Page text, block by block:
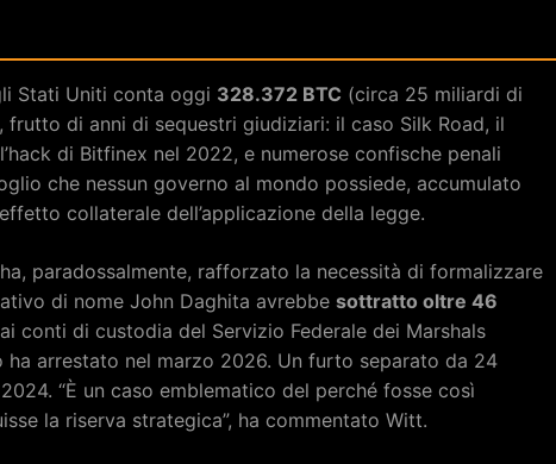
Stati Uniti conta oggi 328.372 BTC (circa 25 miliardi di
di anni di sequestri giudiziari: il caso Silk Road, il
di Bitfinex nel 2022, e numerose confische penali
che nessun governo al mondo possiede, accumulato
collaterale dell’applicazione della legge.
paradossalmente, rafforzato la necessità di formalizzare
di nome John Daghita avrebbe sottratto oltre 46
conti di custodia del Servizio Federale dei Marshals
ha arrestato nel marzo 2026. Un furto separato da 24
“È un caso emblematico del perché fosse così
la riserva strategica”, ha commentato Witt.